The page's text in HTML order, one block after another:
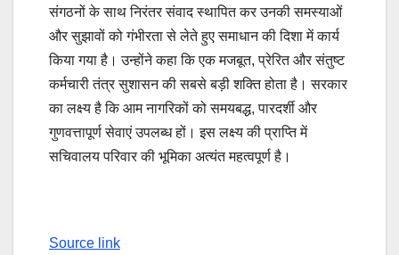
संगठनों के साथ निरंतर संवाद स्थापित कर उनकी समस्याओं
और सुझावों को गंभीरता से लेते हुए समाधान की दिशा में कार्य
किया गया है। उन्होंने कहा कि एक मजबूत, प्रेरित और संतुष्ट
कर्मचारी तंत्र सुशासन की सबसे बड़ी शक्ति होता है। सरकार
का लक्ष्य है कि आम नागरिकों को समयबद्ध, पारदर्शी और
गुणवत्तापूर्ण सेवाएं उपलब्ध हों। इस लक्ष्य की प्राप्ति में
सचिवालय परिवार की भूमिका अत्यंत महत्वपूर्ण है।
Source link